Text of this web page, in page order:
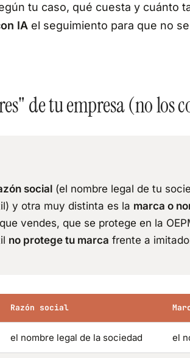
tu caso, qué cuesta y cuánto
IA el seguimiento para que no
de tu empresa (no los
social (el nombre legal de tu
y otra muy distinta es la marca o
vendes, que se protege en la
no protege tu marca frente a
Razón social
el nombre legal de la sociedad el